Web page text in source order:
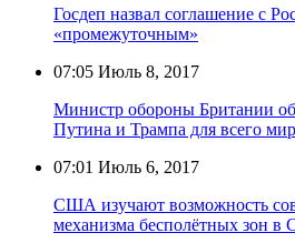
Госдеп назвал соглашение с
«промежуточным»
07:05 Июль 8, 2017
Министр обороны Британии
Путина и Трампа для всего
07:01 Июль 6, 2017
США изучают возможность
механизма бесполётных зон в